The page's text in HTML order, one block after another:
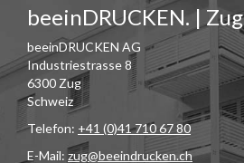
beeinDRUCKEN. | Zug
beeinDRUCKEN AG
Industriestrasse 8
6300 Zug
Schweiz
Telefon: +41 (0)41 710 67 80
E-Mail: zug@beeindrucken.ch